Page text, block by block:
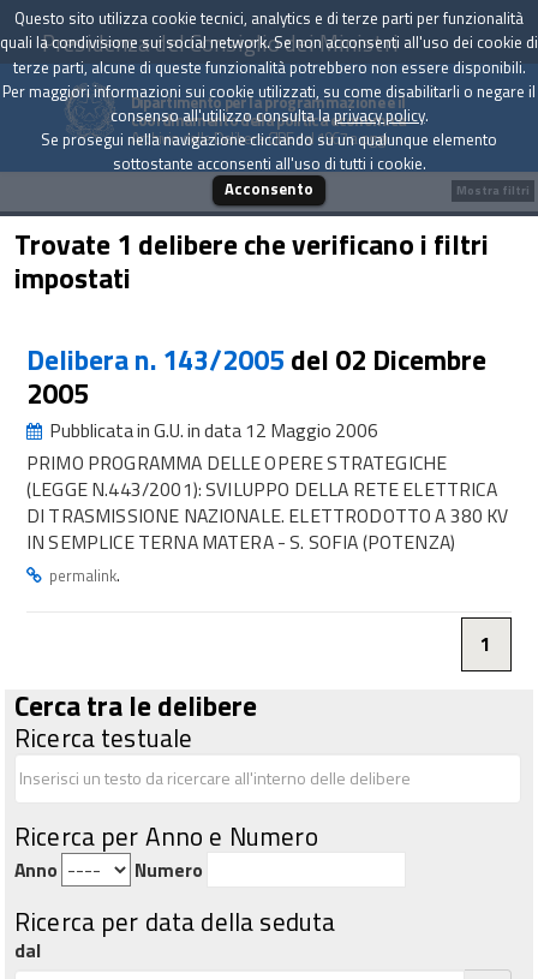
Presidenza del Consiglio dei Ministri
Dipartimento per la programmazione e il
coordinamento della politica economica
Archivio delle Delibere CIPE dal 1967 a oggi
Trovate 1 delibere che verificano i filtri
impostati
Delibera n. 143/2005 del 02 Dicembre
2005
Pubblicata in G.U. in data 12 Maggio 2006
PRIMO PROGRAMMA DELLE OPERE STRATEGICHE
(LEGGE N.443/2001): SVILUPPO DELLA RETE ELETTRICA
DI TRASMISSIONE NAZIONALE. ELETTRODOTTO A 380 KV
IN SEMPLICE TERNA MATERA - S. SOFIA (POTENZA)
permalink.
1
Cerca tra le delibere
Ricerca testuale
Ricerca per Anno e Numero
Anno Numero
Ricerca per data della seduta
dal
Mostra filtri
Questo sito utilizza cookie tecnici, analytics e di terze parti per funzionalità
quali la condivisione sui social network. Se non acconsenti all'uso dei cookie di
terze parti, alcune di queste funzionalità potrebbero non essere disponibili.
Per maggiori informazioni sui cookie utilizzati, su come disabilitarli o negare il
consenso all'utilizzo consulta laprivacy policy.
Se prosegui nella navigazione cliccando su un qualunque elemento
sottostante acconsenti all'uso di tutti i cookie.
Acconsento